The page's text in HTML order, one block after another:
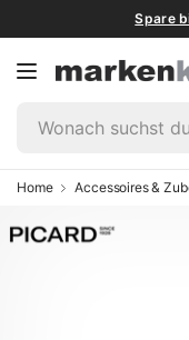
Spare
Home Accessoires &